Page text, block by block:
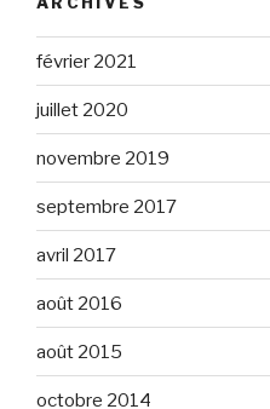
février 2021
juillet 2020
novembre 2019
septembre 2017
avril 2017
août 2016
août 2015
octobre 2014